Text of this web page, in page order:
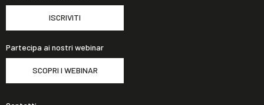
ISCRIVITI
Partecipa ai nostri webinar
SCOPRI I WEBINAR